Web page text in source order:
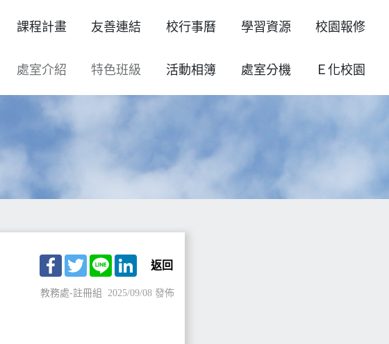
課程計畫 友善連結 校行事曆 學習資源 校園報修
處室介紹 特色班級 活動相簿 處室分機 Ｅ化校園
Facebook
TwitterLine LinkedIn
返回
教務處-註冊組 2025/09/08 發佈